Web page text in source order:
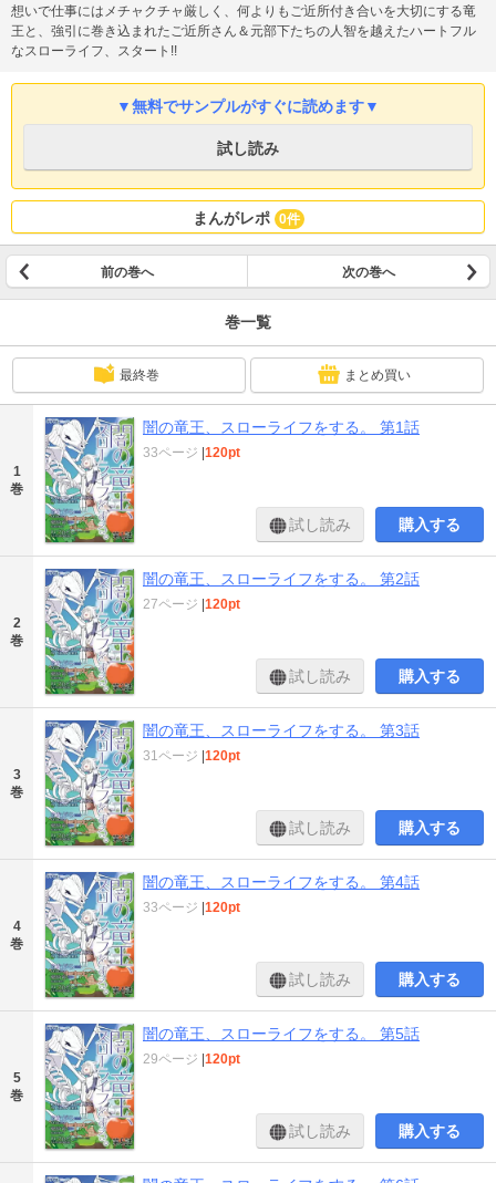
想いで仕事にはメチャクチャ厳しく、何よりもご近所付き合いを大切にする竜
王と、強引に巻き込まれたご近所さん＆元部下たちの人智を越えたハートフル
なスローライフ、スタート!!
▼無料でサンプルがすぐに読めます▼
試し読み
まんがレポ 0件
前の巻へ 次の巻へ
巻一覧
最終巻 まとめ買い
1
巻
闇の竜王、スローライフをする。 第1話
33ページ |120pt
試し読み 購入する
2
巻
闇の竜王、スローライフをする。 第2話
27ページ |120pt
試し読み 購入する
3
巻
闇の竜王、スローライフをする。 第3話
31ページ |120pt
試し読み 購入する
4
巻
闇の竜王、スローライフをする。 第4話
33ページ |120pt
試し読み 購入する
5
巻
闇の竜王、スローライフをする。 第5話
29ページ |120pt
試し読み 購入する